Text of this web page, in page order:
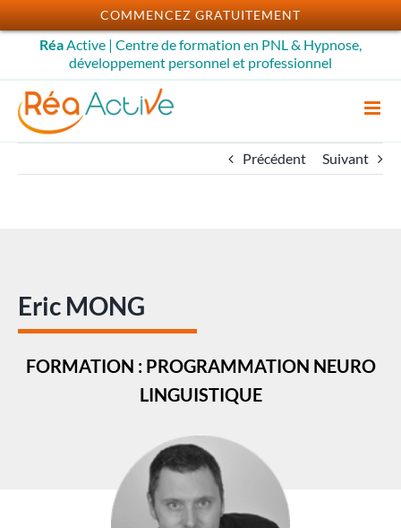
Passer
au
contenu
RéaActive | Centre de formation en PNL & Hypnose,
développement personnel et professionnel
Précédent Suivant
Eric MONG
FORMATION : PROGRAMMATION NEURO
LINGUISTIQUE
COMMENCEZ GRATUITEMENT